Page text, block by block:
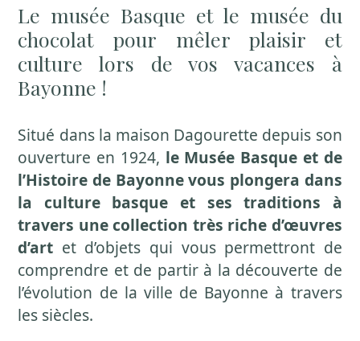
Le musée Basque et le musée du
chocolat pour mêler plaisir et
culture lors de vos vacances à
Bayonne !
Situé dans la maison Dagourette depuis son
ouverture en 1924, le Musée Basque et de
l’Histoire de Bayonne vous plongera dans
la culture basque et ses traditions à
travers une collection très riche d’œuvres
d’art et d’objets qui vous permettront de
comprendre et de partir à la découverte de
l’évolution de la ville de Bayonne à travers
les siècles.